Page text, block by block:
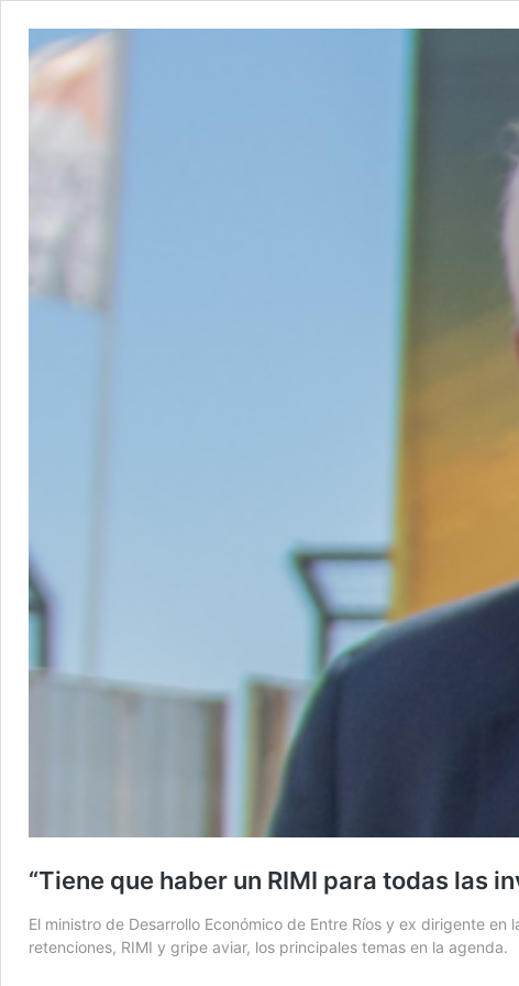
“Tiene que haber un RIMI para todas las
El ministro de Desarrollo Económico de Entre Ríos y ex dirigente
retenciones, RIMI y gripe aviar, los principales temas en la agenda.